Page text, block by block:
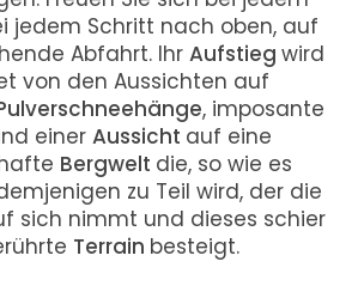
jedem Schritt nach oben, auf
Abfahrt. Ihr Aufstieg wird
von den Aussichten auf
, imposante
einer Aussicht auf eine
Bergwelt die, so wie es
zu Teil wird, der die
sich nimmt und dieses schier
Terrain besteigt.